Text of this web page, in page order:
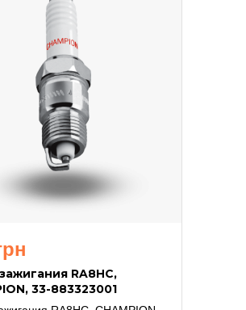
RA8HC,
33-883323001